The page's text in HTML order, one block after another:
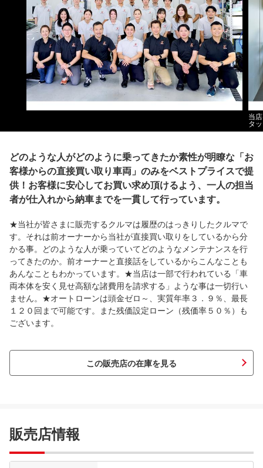
当
タ
どのような人がどのように乗ってきたか素性が明瞭な「お
客様からの直接買い取り車両」のみをベストプライスで提
供！お客様に安心してお買い求め頂けるよう、一人の担当
者が仕入れから納車までを一貫して行っています。
★当社が皆さまに販売するクルマは履歴のはっきりしたクルマで
す。それは前オーナーから当社が直接買い取りをしているから分
かる事。どのような人が乗っていてどのようなメンテナンスを行
ってきたのか。前オーナーと直接話をしているからこんなことも
あんなこともわかっています。★当店は一部で行われている「車
両本体を安く見せ高額な諸費用を請求する」ような事は一切行い
ません。★オートローンは頭金ゼロ～、実質年率３．９％、最長
１２０回まで可能です。また残価設定ローン（残価率５０％）も
ございます。
この販売店の在庫を見る
販売店情報